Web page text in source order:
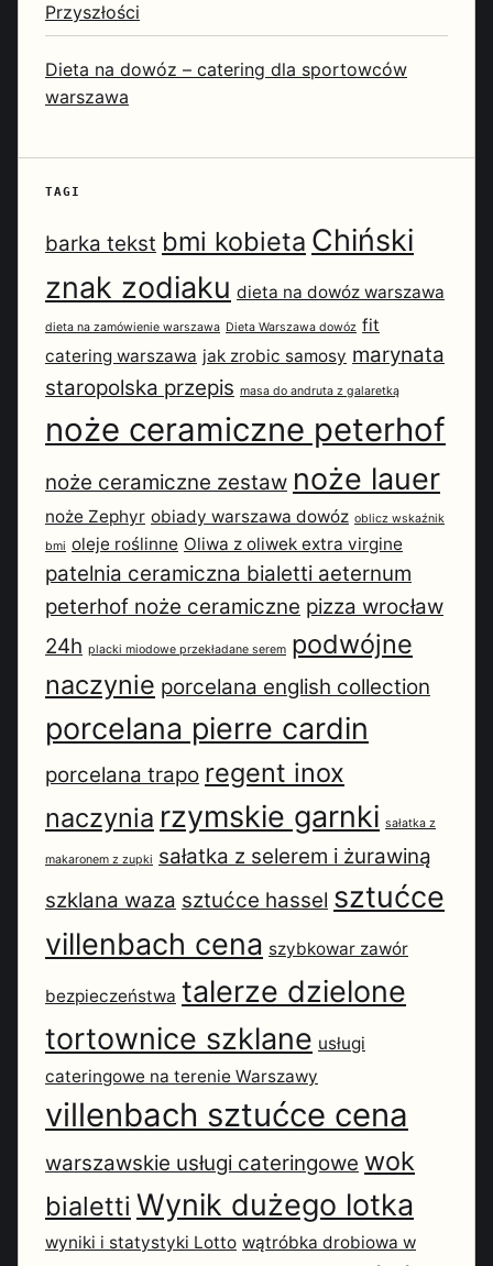
Przyszłości
Dieta na dowóz – catering dla sportowców
warszawa
TAGI
barka tekst bmi kobieta Chiński
znak zodiaku dieta na dowóz warszawa
dieta na zamówienie warszawa Dieta Warszawa dowóz fit
catering warszawa jak zrobic samosy marynata
staropolska przepis masa do andruta z galaretką
noże ceramiczne peterhof
noże ceramiczne zestaw noże lauer
noże Zephyr obiady warszawa dowóz oblicz wskaźnik
bmi oleje roślinne Oliwa z oliwek extra virgine
patelnia ceramiczna bialetti aeternum
peterhof noże ceramiczne pizza wrocław
24h placki miodowe przekładane serem podwójne
naczynie porcelana english collection
porcelana pierre cardin
porcelana trapo regent inox
naczynia rzymskie garnki sałatka z
makaronem z zupki sałatka z selerem i żurawiną
szklana waza sztućce hassel sztućce
villenbach cena szybkowar zawór
bezpieczeństwa talerze dzielone
tortownice szklane usługi
cateringowe na terenie Warszawy
villenbach sztućce cena
warszawskie usługi cateringowe wok
bialetti Wynik dużego lotka
wyniki i statystyki Lotto wątróbka drobiowa w